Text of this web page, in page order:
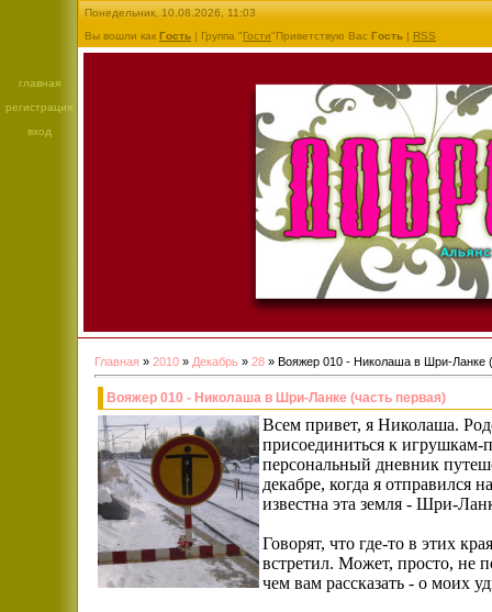
главная
регистрация
вход
Понедельник, 10.08.2026, 11:03
Вы вошли как Гость | Группа "Гости"Приветствую Вас Гость | RSS
Главная » 2010 » Декабрь » 28 » Вояжер 010 - Николаша в Шри-Ланке
Вояжер 010 - Николаша в Шри-Ланке (часть первая)
Всем привет, я Николаша.
присоединиться к
персональный дневник
декабре, когда я отправился
известна эта земля - Шри-
Говорят, что где-то в этих
встретил. Может, просто, не
чем вам рассказать - о моих